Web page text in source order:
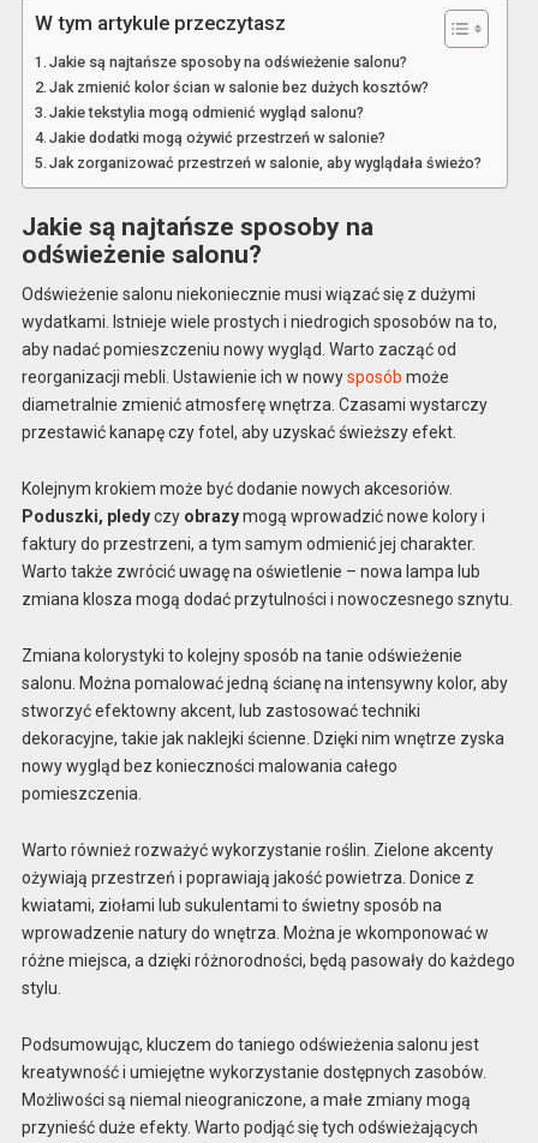
W tym artykule przeczytasz
Jakie są najtańsze sposoby na odświeżenie salonu?
Jak zmienić kolor ścian w salonie bez dużych kosztów?
Jakie tekstylia mogą odmienić wygląd salonu?
Jakie dodatki mogą ożywić przestrzeń w salonie?
Jak zorganizować przestrzeń w salonie, aby wyglądała świeżo?
Jakie są najtańsze sposoby na
odświeżenie salonu?
Odświeżenie salonu niekoniecznie musi wiązać się z dużymi
wydatkami. Istnieje wiele prostych i niedrogich sposobów na to,
aby nadać pomieszczeniu nowy wygląd. Warto zacząć od
reorganizacji mebli. Ustawienie ich w nowysposób może
diametralnie zmienić atmosferę wnętrza. Czasami wystarczy
przestawić kanapę czy fotel, aby uzyskać świeższy efekt.
Kolejnym krokiem może być dodanie nowych akcesoriów.
Poduszki, pledyczy obrazymogą wprowadzić nowe kolory i
faktury do przestrzeni, a tym samym odmienić jej charakter.
Warto także zwrócić uwagę na oświetlenie – nowa lampa lub
zmiana klosza mogą dodać przytulności i nowoczesnego sznytu.
Zmiana kolorystyki to kolejny sposób na tanie odświeżenie
salonu. Można pomalować jedną ścianę na intensywny kolor, aby
stworzyć efektowny akcent, lub zastosować techniki
dekoracyjne, takie jak naklejki ścienne. Dzięki nim wnętrze zyska
nowy wygląd bez konieczności malowania całego
pomieszczenia.
Warto również rozważyć wykorzystanie roślin. Zielone akcenty
ożywiają przestrzeń i poprawiają jakość powietrza. Donice z
kwiatami, ziołami lub sukulentami to świetny sposób na
wprowadzenie natury do wnętrza. Można je wkomponować w
różne miejsca, a dzięki różnorodności, będą pasowały do każdego
stylu.
Podsumowując, kluczem do taniego odświeżenia salonu jest
kreatywność i umiejętne wykorzystanie dostępnych zasobów.
Możliwości są niemal nieograniczone, a małe zmiany mogą
przynieść duże efekty. Warto podjąć się tych odświeżających